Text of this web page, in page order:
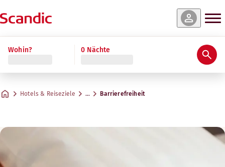
Wohin? 0 Nächte
Hotels & Reiseziele … Barrierefreiheit